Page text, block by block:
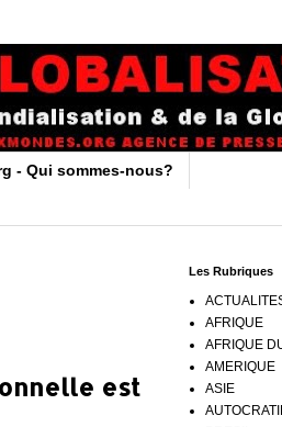
- Qui sommes-nous?
est
Les Rubriques
AFRIQUE
AFRIQUE
AMERIQUE
ASIE